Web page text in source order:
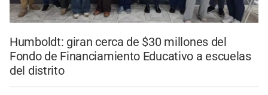
Humboldt: giran cerca de $30 millones del
Fondo de Financiamiento Educativo a escuelas
del distrito